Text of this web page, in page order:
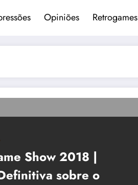
Opiniões Retrogames
Show 2018 |
sobre o